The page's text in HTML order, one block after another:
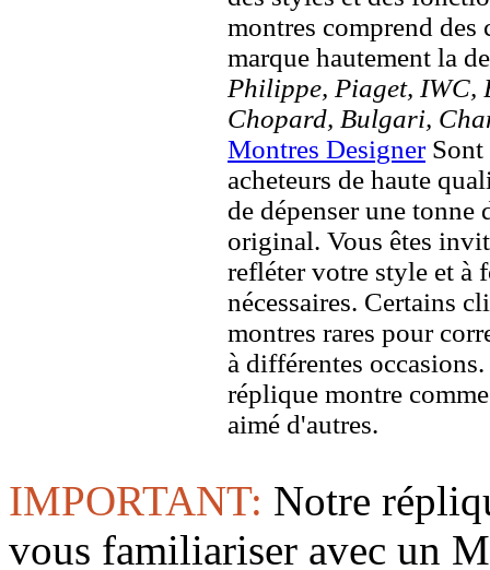
montres comprend des
marque hautement la
Philippe, Piaget, IWC,
Chopard, Bulgari,
Montres DesignerSont
acheteurs de haute
de dépenser une
original. Vous êtes
refléter votre style et à
nécessaires. Certains
montres rares pour
à différentes
réplique montre
aimé d'autres.
IMPORTANT: Notre
vous familiariser avec un